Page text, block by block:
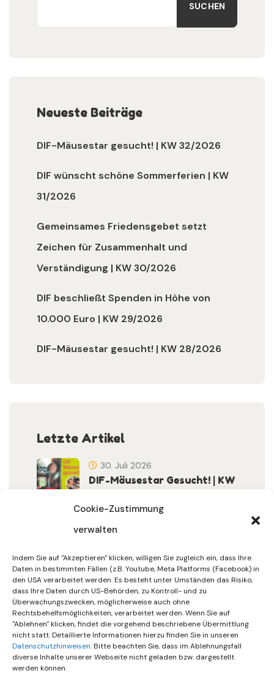
Cookie-Zustimmung
verwalten
Indem Sie auf "Akzeptieren" klicken, willigen Sie zugleich ein, dass Ihre
Daten in bestimmten Fällen (z.B. Youtube, Meta Platforms (Facebook) in
den USA verarbeitet werden. Es besteht unter Umständen das Risiko,
dass Ihre Daten durch US-Behörden, zu Kontroll- und zu
Überwachungszwecken, möglicherweise auch ohne
Rechtsbehelfsmöglichkeiten, verarbeitet werden. Wenn Sie auf
"Ablehnen" klicken, findet die vorgehend beschriebene Übermittlung
nicht statt. Detaillierte Informationen hierzu finden Sie in unseren
Datenschutzhinweisen. Bitte beachten Sie, dass im Ablehnungsfall
diverse Inhalte unserer Webseite nicht geladen bzw. dargestellt
werden können.
SUCHEN
Neueste Beiträge
DIF-Mäusestar gesucht! | KW 32/2026
DIF wünscht schöne Sommerferien | KW
31/2026
Gemeinsames Friedensgebet setzt
Zeichen für Zusammenhalt und
Verständigung | KW 30/2026
DIF beschließt Spenden in Höhe von
10.000 Euro | KW 29/2026
DIF-Mäusestar gesucht! | KW 28/2026
Letzte Artikel
DIF-Mäusestar Gesucht! | KW
30. Juli 2026
Sommerferien | KW 31/…
30. Juli 2026
Gemeinsames Friedensgebet
Setzt Zeichen …
15. Juli 2026